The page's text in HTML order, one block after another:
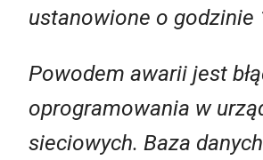
ustanowione o godzinie
Powodem awarii jest
oprogramowania w
sieciowych. Baza